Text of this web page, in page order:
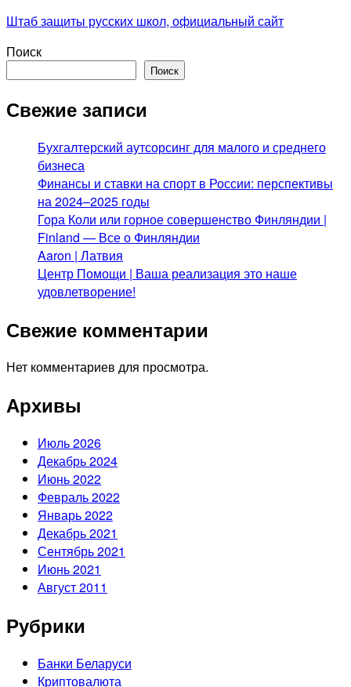
Штаб защиты русских школ, официальный сайт
Поиск
Поиск
Свежие записи
Бухгалтерский аутсорсинг для малого и среднего
бизнеса
Финансы и ставки на спорт в России: перспективы
на 2024–2025 годы
Гора Коли или горное совершенство Финляндии |
Finland — Все о Финляндии
Aaron | Латвия
Центр Помощи | Ваша реализация это наше
удовлетворение!
Свежие комментарии
Нет комментариев для просмотра.
Архивы
Июль 2026
Декабрь 2024
Июнь 2022
Февраль 2022
Январь 2022
Декабрь 2021
Сентябрь 2021
Июнь 2021
Август 2011
Рубрики
Банки Беларуси
Криптовалюта